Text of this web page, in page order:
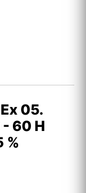
05.
60 H
%